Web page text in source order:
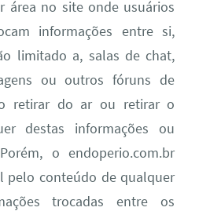
área no site onde usuários
informações entre si,
limitado a, salas de chat,
ou outros fóruns de
retirar do ar ou retirar o
destas informações ou
o endoperio.com.br
pelo conteúdo de qualquer
trocadas entre os